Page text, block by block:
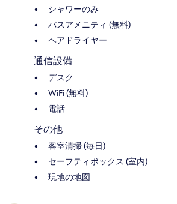
シャワーのみ
バスアメニティ (無料)
ヘアドライヤー
通信設備
デスク
WiFi (無料)
電話
その他
客室清掃 (毎日)
セーフティボックス (室内)
現地の地図